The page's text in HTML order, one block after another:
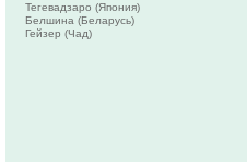
Тегевадзаро (Япония)
Белшина (Беларусь)
Гейзер (Чад)